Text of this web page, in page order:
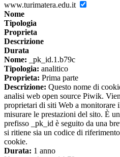
www.turimatera.edu.it
Nome
Tipologia
Proprieta
Descrizione
Durata
Nome: _pk_id.1.b79c
Tipologia: analitico
Proprieta: Prima parte
Descrizione: Questo nome di
analisi web open source Piwik.
proprietari di siti Web a monitorare
misurare le prestazioni del sito. È
prefisso _pk_id è seguito da una
si ritiene sia un codice di
cookie.
Durata: 1 anno